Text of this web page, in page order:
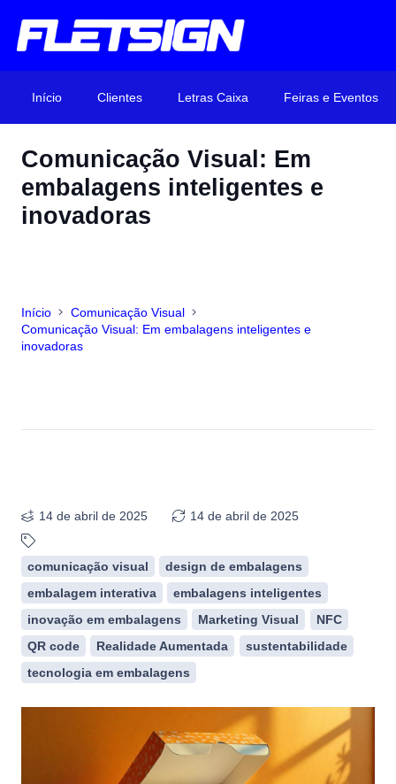
Início Clientes Letras Caixa Feiras e Eventos
Comunicação Visual: Em
embalagens inteligentes e
inovadoras
Início
Comunicação Visual
Comunicação Visual: Em embalagens inteligentes e
inovadoras
14 de abril de 2025 14 de abril de 2025
comunicação visual
design de embalagens
embalagem interativa
embalagens inteligentes
inovação em embalagens
Marketing Visual
NFC
QR code
Realidade Aumentada
sustentabilidade
tecnologia em embalagens